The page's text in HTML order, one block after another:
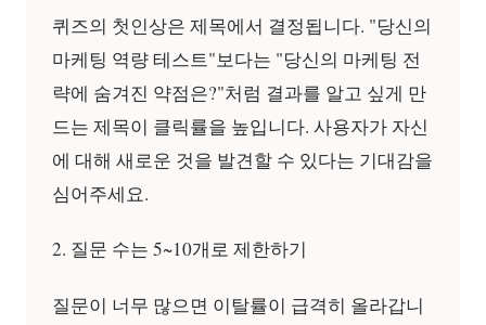
퀴즈의 첫인상은 제목에서 결정됩니다. "당신의
마케팅 역량 테스트"보다는 "당신의 마케팅 전
략에 숨겨진 약점은?"처럼 결과를 알고 싶게 만
드는 제목이 클릭률을 높입니다. 사용자가 자신
에 대해 새로운 것을 발견할 수 있다는 기대감을
심어주세요.
2. 질문 수는 5~10개로 제한하기
질문이 너무 많으면 이탈률이 급격히 올라갑니